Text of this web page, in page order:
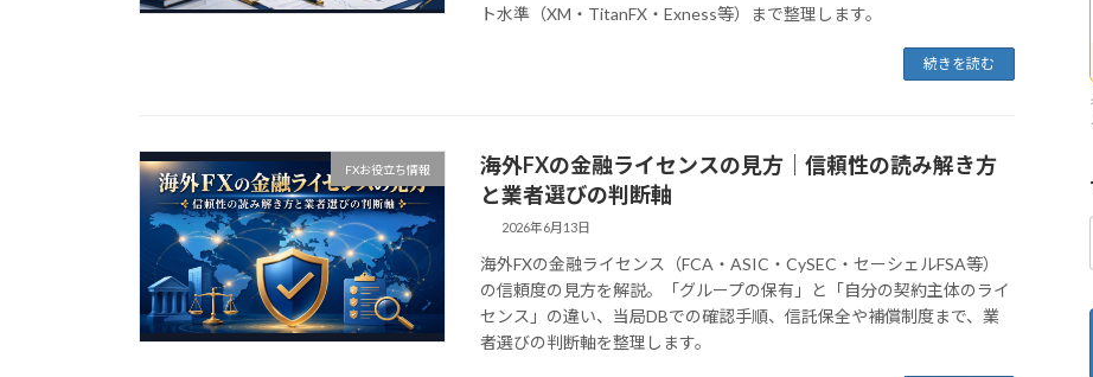
ト水準（XM・TitanFX・Exness等）まで整理します。
続きを読む
FXお役立ち情報
海外FXの金融ライセンスの見方｜信頼性の読み解き方
と業者選びの判断軸
2026年6月13日
海外FXの金融ライセンス（FCA・ASIC・CySEC・セーシェルFSA等）
の信頼度の見方を解説。「グループの保有」と「自分の契約主体のライ
センス」の違い、当局DBでの確認手順、信託保全や補償制度まで、業
者選びの判断軸を整理します。